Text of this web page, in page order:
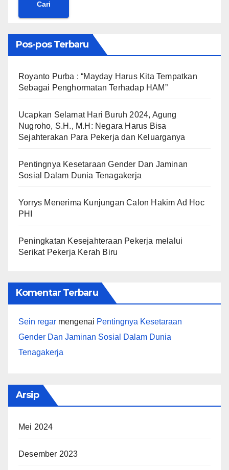
Cari
Pos-pos Terbaru
Royanto Purba : “Mayday Harus Kita Tempatkan
Sebagai Penghormatan Terhadap HAM”
Ucapkan Selamat Hari Buruh 2024, Agung
Nugroho, S.H., M.H: Negara Harus Bisa
Sejahterakan Para Pekerja dan Keluarganya
Pentingnya Kesetaraan Gender Dan Jaminan
Sosial Dalam Dunia Tenagakerja
Yorrys Menerima Kunjungan Calon Hakim Ad Hoc
PHI
Peningkatan Kesejahteraan Pekerja melalui
Serikat Pekerja Kerah Biru
Komentar Terbaru
Sein regar mengenai Pentingnya Kesetaraan
Gender Dan Jaminan Sosial Dalam Dunia
Tenagakerja
Arsip
Mei 2024
Desember 2023